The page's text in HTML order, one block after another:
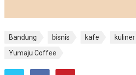
Bandung bisnis kafe kuliner
Yumaju Coffee